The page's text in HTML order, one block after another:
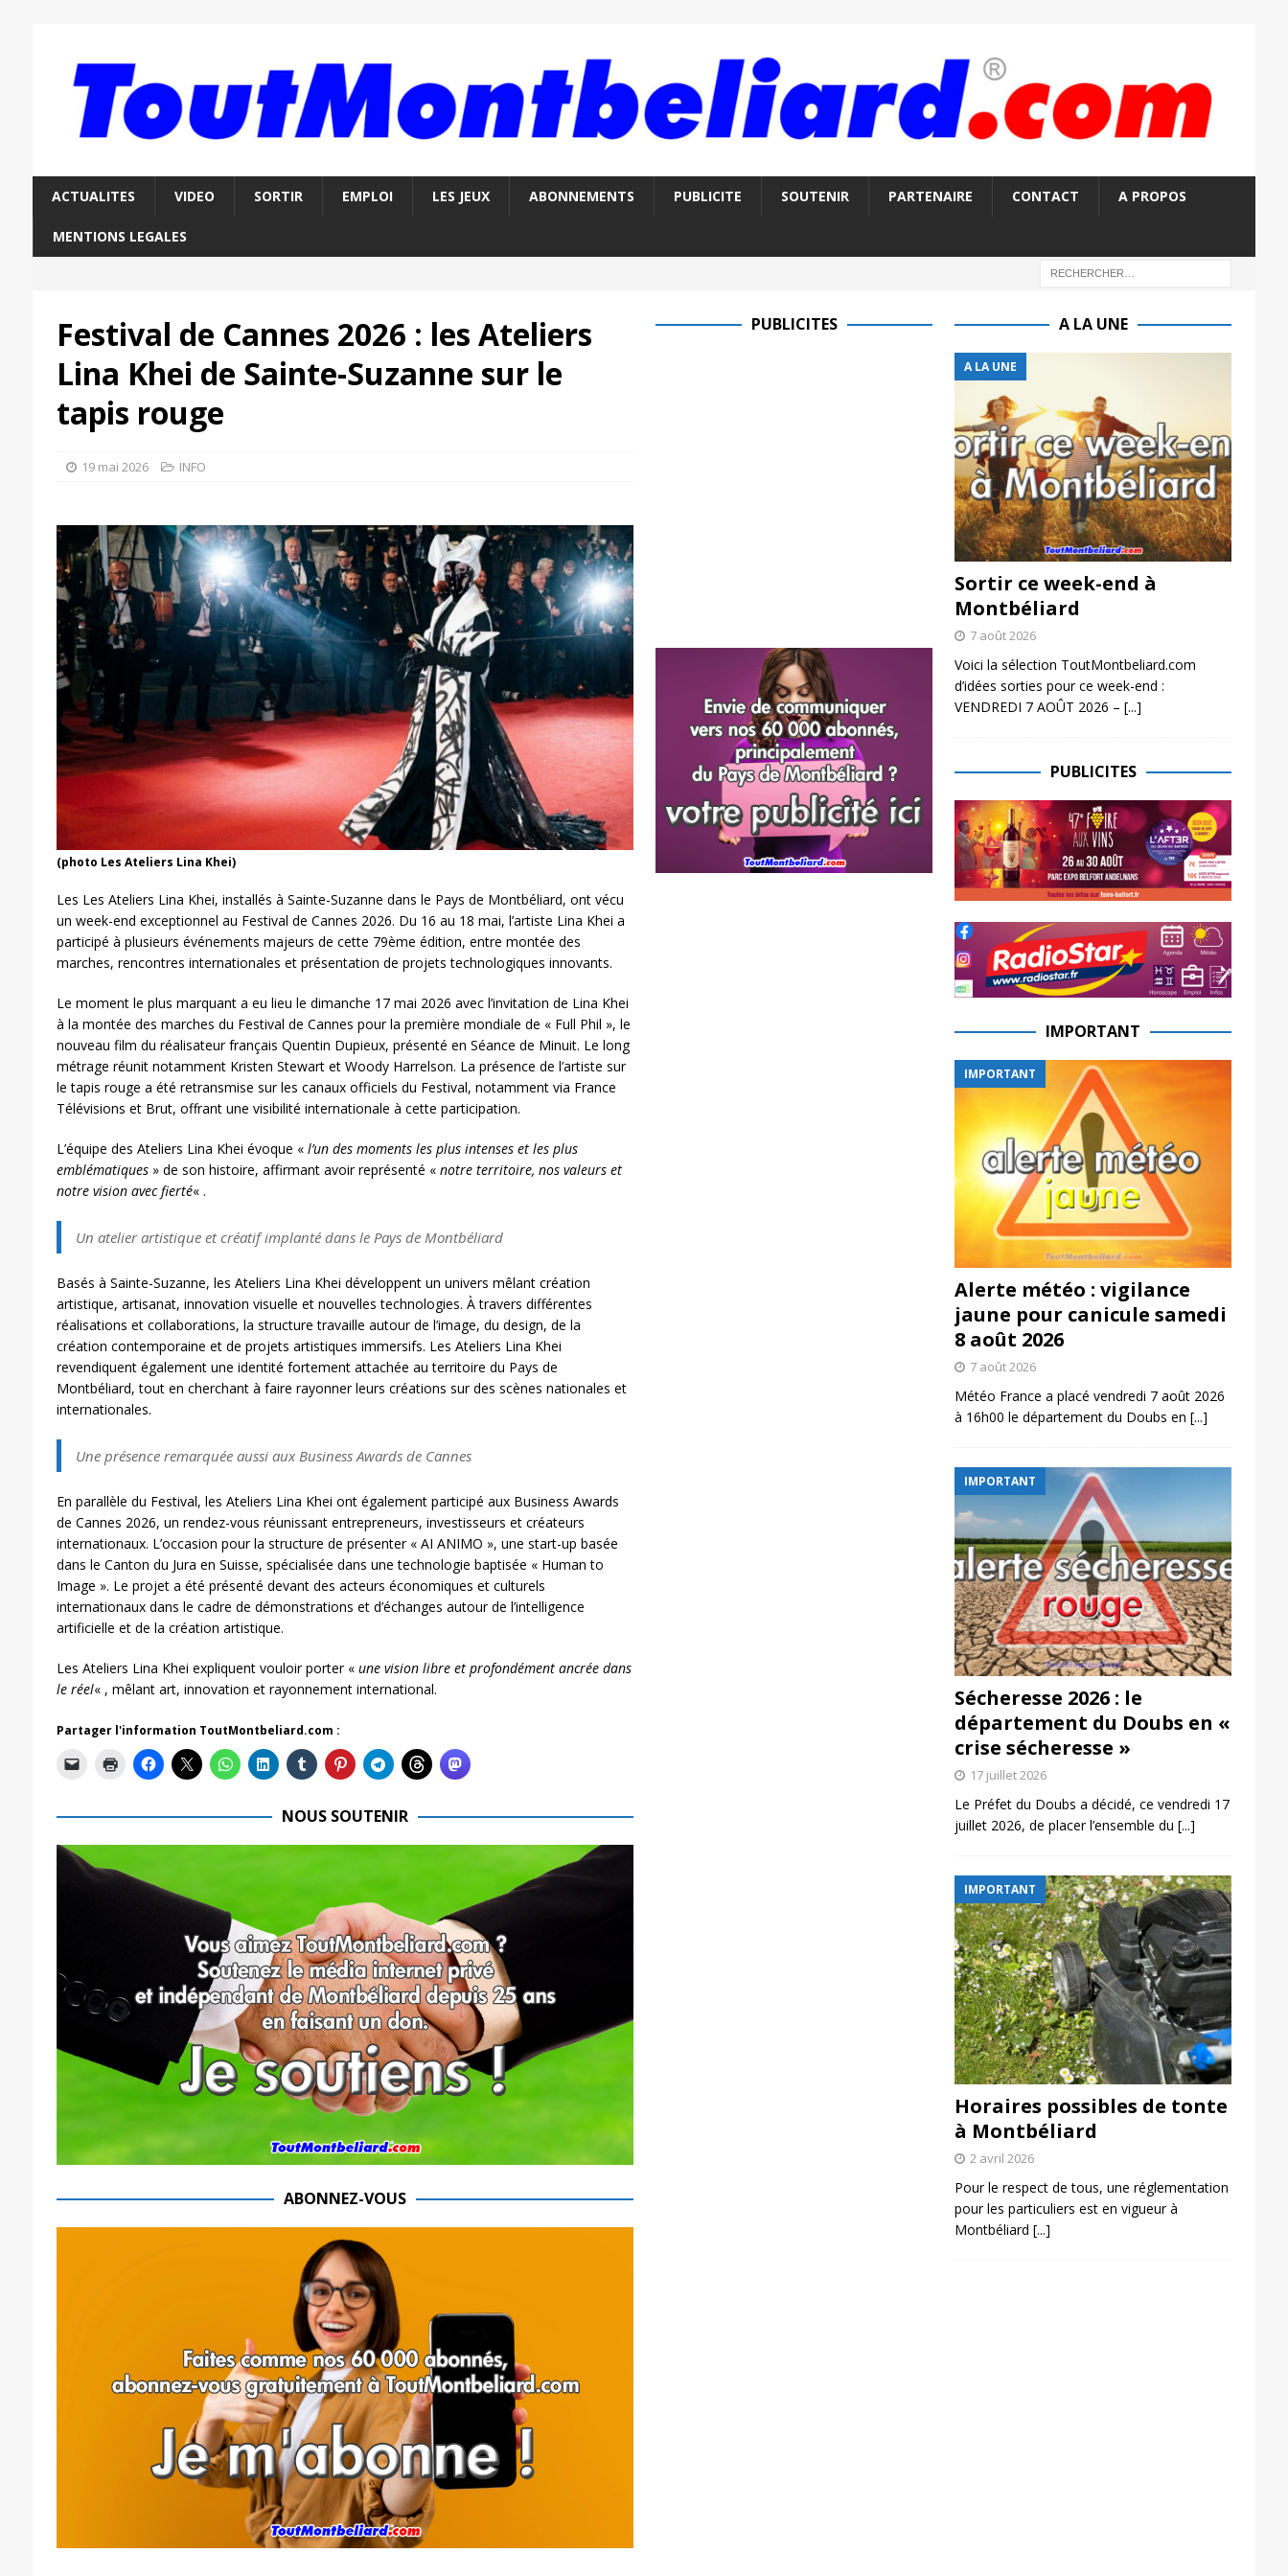
ACTUALITES VIDEO SORTIR EMPLOI LES JEUX ABONNEMENTS PUBLICITE SOUTENIR PARTENAIRE CONTACT A PROPOS
MENTIONS LEGALES
Festival de Cannes 2026 : les Ateliers
Lina Khei de Sainte-Suzanne sur le
tapis rouge
19 mai 2026 INFO
(photo Les Ateliers Lina Khei)
Les Les Ateliers Lina Khei, installés à Sainte-Suzanne dans le Pays de Montbéliard, ont vécu
un week-end exceptionnel au Festival de Cannes 2026. Du 16 au 18 mai, l’artiste Lina Khei a
participé à plusieurs événements majeurs de cette 79ème édition, entre montée des
marches, rencontres internationales et présentation de projets technologiques innovants.
Le moment le plus marquant a eu lieu le dimanche 17 mai 2026 avec l’invitation de Lina Khei
à la montée des marches du Festival de Cannes pour la première mondiale de « Full Phil », le
nouveau film du réalisateur français Quentin Dupieux, présenté en Séance de Minuit. Le long
métrage réunit notamment Kristen Stewart et Woody Harrelson. La présence de l’artiste sur
le tapis rouge a été retransmise sur les canaux officiels du Festival, notamment via France
Télévisions et Brut, offrant une visibilité internationale à cette participation.
L’équipe des Ateliers Lina Khei évoque « l’un des moments les plus intenses et les plus
emblématiques» de son histoire, affirmant avoir représenté « notre territoire, nos valeurs et
notre vision avec fierté« .
Un atelier artistique et créatif implanté dans le Pays de Montbéliard
Basés à Sainte-Suzanne, les Ateliers Lina Khei développent un univers mêlant création
artistique, artisanat, innovation visuelle et nouvelles technologies. À travers différentes
réalisations et collaborations, la structure travaille autour de l’image, du design, de la
création contemporaine et de projets artistiques immersifs. Les Ateliers Lina Khei
revendiquent également une identité fortement attachée au territoire du Pays de
Montbéliard, tout en cherchant à faire rayonner leurs créations sur des scènes nationales et
internationales.
Une présence remarquée aussi aux Business Awards de Cannes
En parallèle du Festival, les Ateliers Lina Khei ont également participé aux Business Awards
de Cannes 2026, un rendez-vous réunissant entrepreneurs, investisseurs et créateurs
internationaux. L’occasion pour la structure de présenter « AI ANIMO », une start-up basée
dans le Canton du Jura en Suisse, spécialisée dans une technologie baptisée « Human to
Image ». Le projet a été présenté devant des acteurs économiques et culturels
internationaux dans le cadre de démonstrations et d’échanges autour de l’intelligence
artificielle et de la création artistique.
Les Ateliers Lina Khei expliquent vouloir porter « une vision libre et profondément ancrée dans
le réel« , mêlant art, innovation et rayonnement international.
Partager l'information ToutMontbeliard.com :
NOUS SOUTENIR
ABONNEZ-VOUS
PUBLICITES A LA UNE
A LA UNE
Sortir ce week-end à
Montbéliard
7 août 2026
Voici la sélection ToutMontbeliard.com
d’idées sorties pour ce week-end :
VENDREDI 7 AOÛT 2026 – [...]
PUBLICITES
IMPORTANT
IMPORTANT
Alerte météo : vigilance
jaune pour canicule samedi
8 août 2026
7 août 2026
Météo France a placé vendredi 7 août 2026
à 16h00 le département du Doubs en [...]
IMPORTANT
Sécheresse 2026 : le
département du Doubs en «
crise sécheresse »
17 juillet 2026
Le Préfet du Doubs a décidé, ce vendredi 17
juillet 2026, de placer l’ensemble du [...]
IMPORTANT
Horaires possibles de tonte
à Montbéliard
2 avril 2026
Pour le respect de tous, une réglementation
pour les particuliers est en vigueur à
Montbéliard [...]